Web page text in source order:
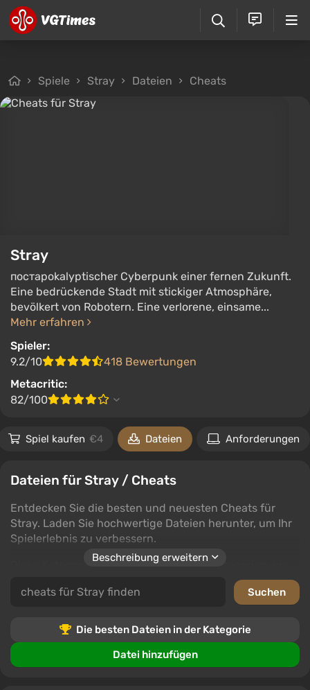
Spiele Stray Dateien Cheats
Stray
постapokalyptischer Cyberpunk einer fernen Zukunft.
Eine bedrückende Stadt mit stickiger Atmosphäre,
bevölkert von Robotern. Eine verlorene, einsame...
Mehr erfahren
Spieler:
9.2/10
418 Bewertungen
Metacritic:
82/100
Spiel kaufen €4 Dateien Anforderungen
Dateien für Stray / Cheats
Entdecken Sie die besten und neuesten Cheats für
Stray. Laden Sie hochwertige Dateien herunter, um Ihr
Spielerlebnis zu verbessern.
Diese Kategorie 'Cheats' umfasst Unterkategorien wie
Trainer, Speicherstände, Editoren und Programme,
Cheat-Mods, Entsperrer und Tabellen. Jede
Stray-Spiel zu verbessern.
Benutzer können Dateien herunterladen, Kommentare
hinterlassen und Dateien bewerten, was der
Beschreibung erweitern
Die besten Dateien in der Kategorie
Datei hinzufügen